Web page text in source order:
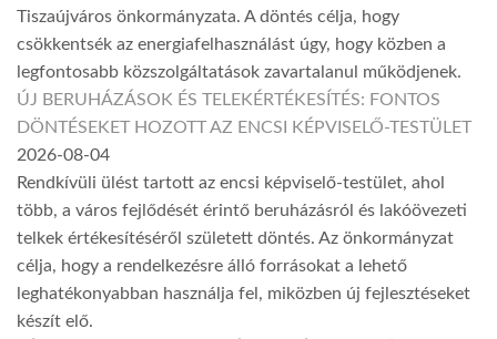
Tiszaújváros önkormányzata. A döntés célja, hogy
csökkentsék az energiafelhasználást úgy, hogy közben a
legfontosabb közszolgáltatások zavartalanul működjenek.
ÚJ BERUHÁZÁSOK ÉS TELEKÉRTÉKESÍTÉS: FONTOS
DÖNTÉSEKET HOZOTT AZ ENCSI KÉPVISELŐ-TESTÜLET
2026-08-04
Rendkívüli ülést tartott az encsi képviselő-testület, ahol
több, a város fejlődését érintő beruházásról és lakóövezeti
telkek értékesítéséről született döntés. Az önkormányzat
célja, hogy a rendelkezésre álló forrásokat a lehető
leghatékonyabban használja fel, miközben új fejlesztéseket
készít elő.